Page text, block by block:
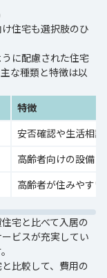
住宅も選択肢のひ
に配慮された住宅
な種類と特徴は以
特徴
安否確認や生活相
高齢者向けの設備
高齢者が住みやす
宅と比べて入居の
ビスが充実してい
比較して、費用の